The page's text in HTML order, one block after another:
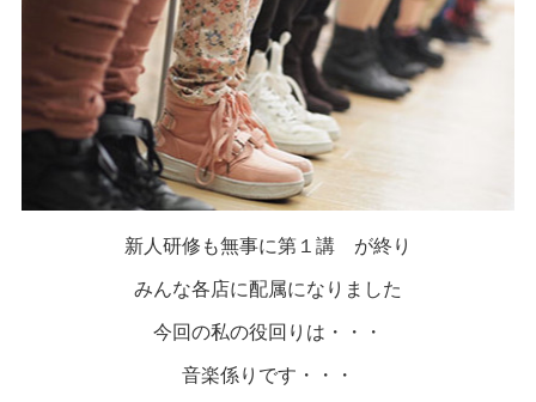
新人研修も無事に第１講 が終り
みんな各店に配属になりました
今回の私の役回りは・・・
音楽係りです・・・